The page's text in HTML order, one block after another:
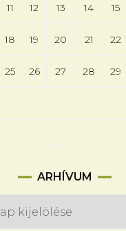
11 12 13 14 15
18 19 20 21 22
25 26 27 28 29
ARHÍVUM
Arhívum